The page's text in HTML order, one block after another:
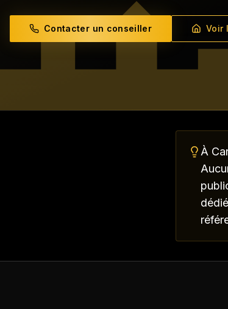
Contacter un conseiller Voir
À